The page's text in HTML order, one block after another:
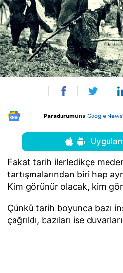
Paradurumu'na Google News
Fakat tarih ilerledikçe
tartışmalarından biri hep
Kim görünür olacak, kim
Çünkü tarih boyunca bazı
çağrıldı, bazıları ise